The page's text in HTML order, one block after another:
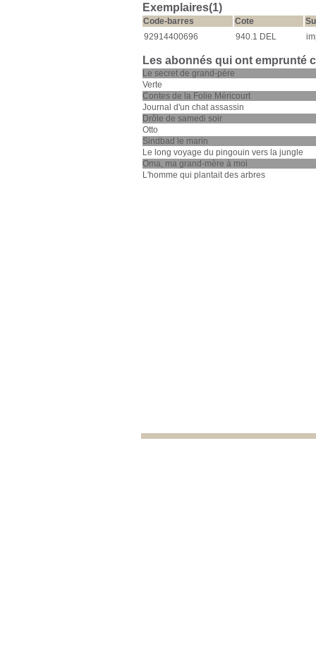
Exemplaires(1)
Code-barres Cote
92914400696
940.1 DEL
Les abonnés qui ont emprunté
Le secret de grand-père
Verte
Contes de la Folie Méricourt
Journal d'un chat assassin
Drôle de samedi soir
Otto
Sindbad le marin
Le long voyage du pingouin vers la jungle
Oma, ma grand-mère à moi
L'homme qui plantait des arbres